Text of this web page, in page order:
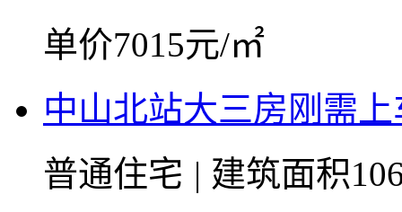
单价7015元/㎡
中山北站大三房刚需上
普通住宅 | 建筑面积